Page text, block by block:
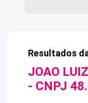
Resultados
JOAO
- CNPJ